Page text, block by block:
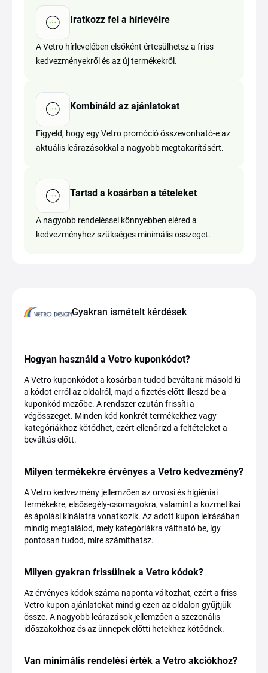
Iratkozz fel a hírlevélre
A Vetro hírlevelében elsőként értesülhetsz a friss
kedvezményekről és az új termékekről.
Kombináld az ajánlatokat
Figyeld, hogy egy Vetro promóció összevonható-e az
aktuális leárazásokkal a nagyobb megtakarításért.
Tartsd a kosárban a tételeket
A nagyobb rendeléssel könnyebben eléred a
kedvezményhez szükséges minimális összeget.
Gyakran ismételt kérdések
Hogyan használd a Vetro kuponkódot?
A Vetro kuponkódot a kosárban tudod beváltani: másold ki
a kódot erről az oldalról, majd a fizetés előtt illeszd be a
kuponkód mezőbe. A rendszer ezután frissíti a
végösszeget. Minden kód konkrét termékekhez vagy
kategóriákhoz kötődhet, ezért ellenőrizd a feltételeket a
beváltás előtt.
Milyen termékekre érvényes a Vetro kedvezmény?
A Vetro kedvezmény jellemzően az orvosi és higiéniai
termékekre, elsősegély-csomagokra, valamint a kozmetikai
és ápolási kínálatra vonatkozik. Az adott kupon leírásában
mindig megtalálod, mely kategóriákra váltható be, így
pontosan tudod, mire számíthatsz.
Milyen gyakran frissülnek a Vetro kódok?
Az érvényes kódok száma naponta változhat, ezért a friss
Vetro kupon ajánlatokat mindig ezen az oldalon gyűjtjük
össze. A nagyobb leárazások jellemzően a szezonális
időszakokhoz és az ünnepek előtti hetekhez kötődnek.
Van minimális rendelési érték a Vetro akciókhoz?